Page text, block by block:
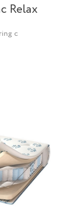
Relax
с